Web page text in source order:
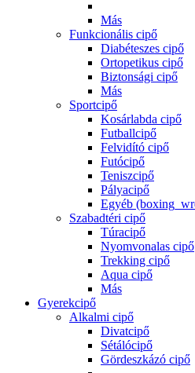
Más
Funkcionális cipő
Diabéteszes cipő
Ortopetikus cipő
Biztonsági cipő
Más
Sportcipő
Kosárlabda cipő
Futballcipő
Felvidító cipő
Futócipő
Teniszcipő
Pályacipő
Egyéb
Szabadtéri cipő
Túracipő
Nyomvonalas cipő
Trekking cipő
Aqua cipő
Más
Gyerekcipő
Alkalmi cipő
Divatcipő
Sétálócipő
Gördeszkázó cipő